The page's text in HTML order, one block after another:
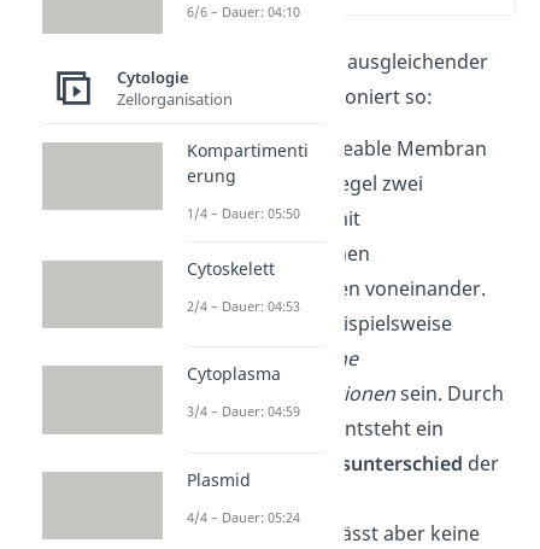
Die Osmose ist ein ausgleichender
Prozess und funktioniert so:
Eine semipermeable Membran
trennt in der Regel zwei
Flüssigkeiten mit
unterschiedlichen
Konzentrationen voneinander.
Das können beispielsweise
unterschiedliche
Salzkonzentrationensein. Durch
die Trennung entsteht ein
Konzentrationsunterschied der
lässt aber keine
6/6 – Dauer: 04:10
Cytologie
Zellorganisation
Kompartimenti
erung
1/4 – Dauer: 05:50
Cytoskelett
2/4 – Dauer: 04:53
Cytoplasma
3/4 – Dauer: 04:59
Plasmid
4/4 – Dauer: 05:24